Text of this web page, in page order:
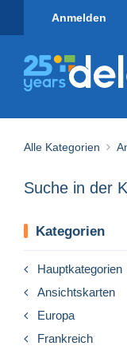
Anmelden
Alle Kategorien
Suche in der
Kategorien
Hauptkategorien
Ansichtskarten
Europa
Frankreich